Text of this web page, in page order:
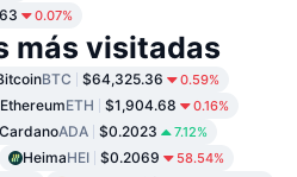
0.07%
más visitadas
BTC $64,325.36 0.59%
EthereumETH $1,904.68 0.16%
CardanoADA $0.2023 7.12%
HeimaHEI $0.2069 58.54%